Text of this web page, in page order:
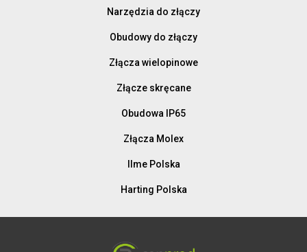
Narzędzia do złączy
Obudowy do złączy
Złącza wielopinowe
Złącze skręcane
Obudowa IP65
Złącza Molex
Ilme Polska
Harting Polska